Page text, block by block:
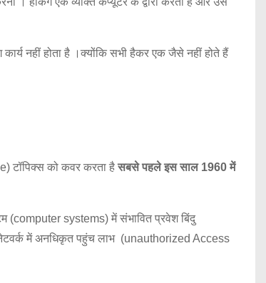
नहीं होता है ।क्योंकि सभी हैकर एक जैसे नहीं होते हैं
टॉपिक्स को कवर करता हैसबसे पहले इस साल 1960 में
(computer systems) में संभावित प्रवेश बिंदु
में अनधिकृत पहुंच लाभ (unauthorized Access